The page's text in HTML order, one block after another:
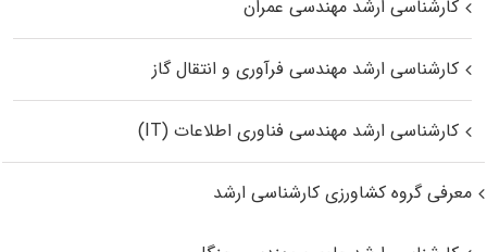
کارشناسی ارشد مهندسی عمران
کارشناسی ارشد مهندسی فرآوری و انتقال گاز
کارشناسی ارشد مهندسی فناوری اطلاعات (IT)
معرفی گروه کشاورزی کارشناسی ارشد